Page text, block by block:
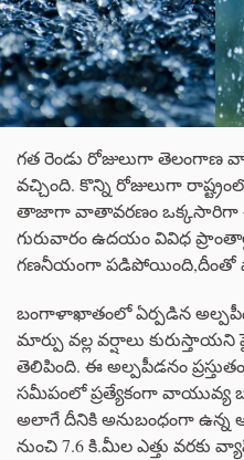
గత రెండు రోజులుగా
వచ్చింది. కొన్ని రోజులుగా
తాజాగా వాతావరణం ఒక్కసారిగా
గురువారం ఉదయం వివిధ
గణనీయంగా పడిపోయింది,దీంతో
బంగాళాఖాతంలో ఏర్పడిన
మార్పు వల్ల వర్షాలు
తెలిపింది. ఈ అల్పపీడనం
సమీపంలో ప్రత్యేకంగా వాయువ్య
అలాగే దీనికి అనుబంధంగా ఉన్న
నుంచి 7.6 కి.మీల ఎత్తు వరకు